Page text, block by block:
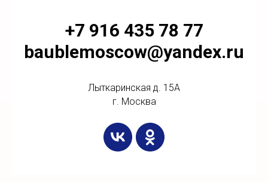
+7 916 435 78 77
baublemoscow@yandex.ru
Лыткаринская д. 15А
г. Москва